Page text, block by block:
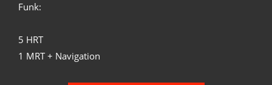
Funk:
5 HRT
1 MRT + Navigation